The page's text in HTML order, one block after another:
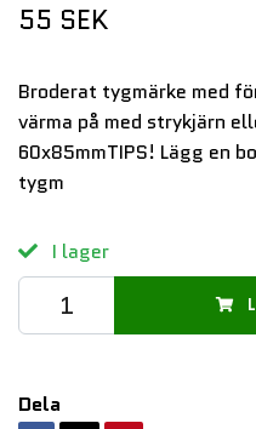
55 SEK
Broderat tygmärke med
värma på med strykjärn
60x85mmTIPS! Lägg en
tygm
I lager
Dela